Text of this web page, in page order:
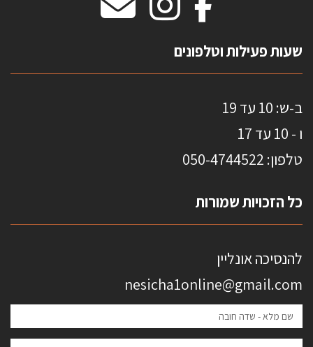
מדבקות אנטי סאן
שעות פעילות וטלפונים
ב-ש: 10 עד 19
ו - 10 עד 17
טלפון: 0 50-4744522
כל הזכויות שמורות
להנסיכה אונליין
nesicha1online@gmail.com